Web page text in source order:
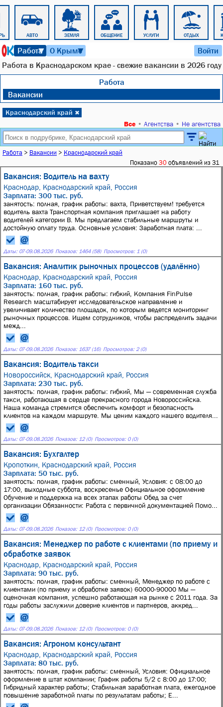
АВТО ЗЕМЛЯ ОБЩЕНИЕ УСЛУГИ ОТДЫХ
Работа
▼ О Крыме
▼ Войти
Работа в Краснодарском крае - свежие вакансии в 2026 году
Работа
Вакансии
Краснодарский край ✖
Все • Агентства • Не агентства
Работа > Вакансии > Краснодарский край
Показано 30 объявлений из 31
Вакансия: Водитель на вахту
Краснодар, Краснодарский край, Россия
Зарплата: 300 тыс. руб.
занятость: полная, график работы: вахта, Приветствуем! требуется
водитель вахта Транспортная компания приглашает на работу
водителей категории В. Мы предлагаем стабильные маршруты и
достойную оплату труда. Основные условия: Заработная плата: ...
Даты: 07-09.08.2026 Показов: 1464 (58) Просмотров: 1 (0)
Вакансия: Аналитик рыночных процессов (удалённо)
Краснодар, Краснодарский край, Россия
Зарплата: 160 тыс. руб.
занятость: полная, график работы: гибкий, Компания FinPulse
Research масштабирует исследовательское направление и
увеличивает количество площадок, по которым ведется мониторинг
рыночных процессов. Ищем сотрудников, чтобы распределить задачи
межд...
Даты: 07-09.08.2026 Показов: 1637 (16) Просмотров: 2 (0)
Вакансия: Водитель такси
Новороссийск, Краснодарский край, Россия
Зарплата: 230 тыс. руб.
занятость: полная, график работы: гибкий, Мы — современная служба
такси, работающая в сердце прекрасного города Новороссийска.
Наша команда стремится обеспечить комфорт и безопасность
клиентов на каждом маршруте. Мы ценим каждого нашего водителя...
Даты: 07-09.08.2026 Показов: 12 (0) Просмотров: 0 (0)
Вакансия: Бухгалтер
Кропоткин, Краснодарский край, Россия
Зарплата: 50 тыс. руб.
занятость: полная, график работы: сменный, Условия: с 08:00 до
17:00, выходные суббота, воскресенье Официальное оформление
Обучение и поддержка на всех этапах работы Обед за счет
организации Обязанности: Работа с первичной документацией Помо...
Даты: 07-09.08.2026 Показов: 12 (0) Просмотров: 0 (0)
Вакансия: Менеджер по работе с клиентами (по приему и
обработке заявок
Краснодар, Краснодарский край, Россия
Зарплата: 90 тыс. руб.
занятость: полная, график работы: сменный, Менеджер по работе с
клиентами (по приему и обработке заявок) 60000-90000 Мы —
оценочная компания, успешно работающая на рынке с 2011 года. За
годы работы заслужили доверие клиентов и партнеров, аккред...
Даты: 07-09.08.2026 Показов: 12 (0) Просмотров: 0 (0)
Вакансия: Агроном консультант
Краснодар, Краснодарский край, Россия
Зарплата: 80 тыс. руб.
занятость: полная, график работы: сменный, Условия: Официальное
оформление в штат компании; График работы 5/2 с 8:00 до 17:00;
Гибридный характер работы; Стабильная заработная плата, ежегодное
повышение заработной платы по результатам работы; Е...